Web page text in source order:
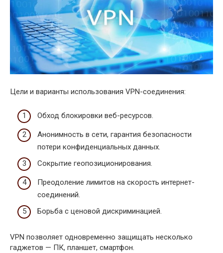
Цели и варианты использования VPN-соединения:
Обход блокировки веб-ресурсов.
Анонимность в сети, гарантия безопасности
потери конфиденциальных данных.
Сокрытие геопозиционирования.
Преодоление лимитов на скорость интернет-
соединений.
Борьба с ценовой дискриминацией.
VPN позволяет одновременно защищать несколько
гаджетов — ПК, планшет, смартфон.